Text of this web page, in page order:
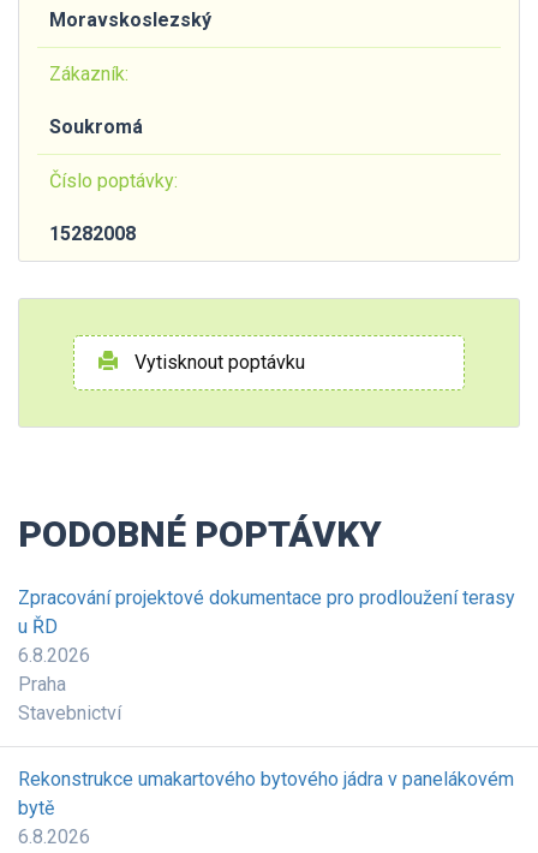
Moravskoslezský
Zákazník:
Soukromá
Číslo poptávky:
15282008
Vytisknout poptávku
PODOBNÉ POPTÁVKY
Zpracování projektové dokumentace pro prodloužení terasy
u ŘD
6.8.2026
Praha
Stavebnictví
Rekonstrukce umakartového bytového jádra v panelákovém
bytě
6.8.2026